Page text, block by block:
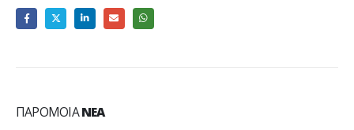
ΠΑΡΌΜΟΙΑΝΈΑ